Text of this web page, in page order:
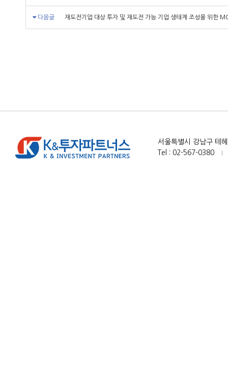
다음글 재도전기업 대상 투자 및 재도전 가능 기업 생태계 조성을 위한
서울특별시 강남구 테
Tel : 02-567-0380